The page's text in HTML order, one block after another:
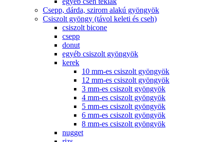
Csepp, dárda, szirom alakú gyöngyök
Csiszolt gyöngy (távol keleti és cseh)
csiszolt bicone
csepp
donut
egyéb csiszolt gyöngyök
kerek
10 mm-es csiszolt gyöngyök
12 mm-es csiszolt gyöngyök
3 mm-es csiszolt gyöngyök
4 mm-es csiszolt gyöngyök
5 mm-es csiszolt gyöngyök
6 mm-es csiszolt gyöngyök
8 mm-es csiszolt gyöngyök
nugget